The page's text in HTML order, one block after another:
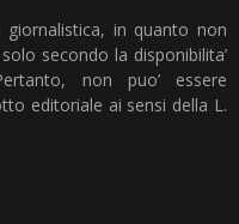
in quanto non
secondo la disponibilita’
non puo’ essere
editoriale ai sensi della L.